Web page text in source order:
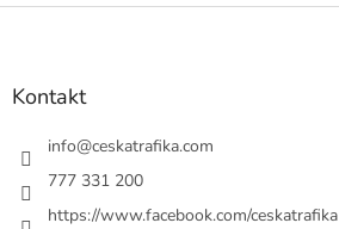
Z
Kontakt
info@ceskatrafika.com
777 331 200
https://www.facebook.com/ceskatrafika